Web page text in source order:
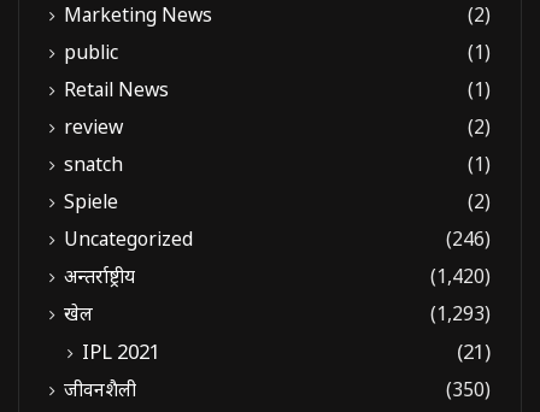
Marketing News
(2)
public
(1)
Retail News
(1)
review
(2)
snatch
(1)
Spiele
(2)
Uncategorized
(246)
अन्तर्राष्ट्रीय
(1,420)
खेल
(1,293)
IPL 2021 (21)
जीवनशैली
(350)